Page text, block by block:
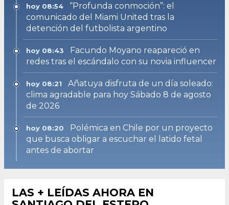
hoy 08:54
“Profunda conmoción”: el
comunicado del Miami United tras la
detención del futbolista argentino
hoy 08:43
Facundo Moyano reapareció en
redes tras el escándalo con su novia influencer
hoy 08:21
Añatuya disfruta de un día soleado:
clima agradable para hoy Sábado 8 de agosto
de 2026
hoy 08:20
Polémica en Chile por un proyecto
que busca obligar a escuchar el latido fetal
antes de abortar
LAS + LEÍDAS AHORA EN